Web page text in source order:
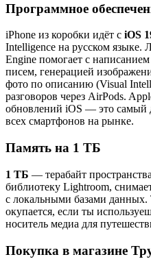
Программное
iPhone из коробки идёт с iOS
Intelligence на русском языке.
Engine помогает с
писем, генерацией
фото по описанию (Visual
разговоров через AirPods.
обновлений iOS — это самый
всех смартфонов на рынке.
Память на 1 ТБ
1 ТБ — терабайт
библиотеку Lightroom,
с локальными базами
окупается, если ты
носитель медиа для
Покупка в магазине